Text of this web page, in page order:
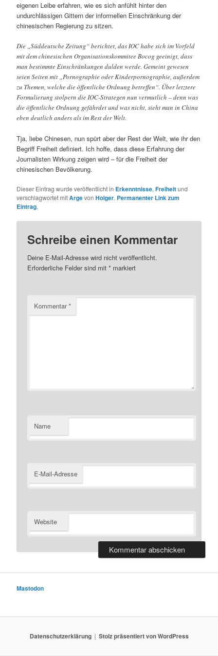
eigenen Leibe erfahren, wie es sich anfühlt hinter den
undurchlässigen Gittern der informellen Einschränkung der
chinesischen Regierung zu sitzen.
Die „Süddeutsche Zeitung“ berichtet, das IOC habe sich im Vorfeld
mit dem chinesischen Organisationskommitee Bocog geeinigt, dass
man bestimmte Einschränkungen dulden werde. Gemeint gewesen
seien Seiten mit „Pornographie oder Kinderpornographie, außerdem
zu Themen, welche die öffentliche Ordnung betreffen“. Über letztere
Formulierung stolpern die IOC-Strategen nun vermutlich – denn was
die öffentliche Ordnung gefährdet und was nicht, sieht man in China
eben deutlich anders als im Rest der Welt.
Tja, liebe Chinesen, nun spürt aber der Rest der Welt, wie ihr den
Begriff Freiheit definiert. Ich hoffe, dass diese Erfahrung der
Journalisten Wirkung zeigen wird – für die Freiheit der
chinesischen Bevölkerung.
Dieser Eintrag wurde veröffentlicht in Erkenntnisse,Freiheitund
verschlagwortet mitArgevonHolger. Permanenter Link zum
Eintrag.
Schreibe einen Kommentar
Deine E-Mail-Adresse wird nicht veröffentlicht.
Erforderliche Felder sind mit* markiert
Kommentar*
Name
E-Mail-Adresse
Website
Mastodon
Datenschutzerklärung Stolz präsentiert von WordPress